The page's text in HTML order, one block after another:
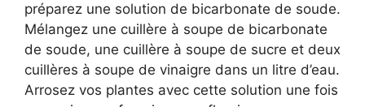
préparez une solution de bicarbonate de soude.
Mélangez une cuillère à soupe de bicarbonate
de soude, une cuillère à soupe de sucre et deux
cuillères à soupe de vinaigre dans un litre d’eau.
Arrosez vos plantes avec cette solution une fois